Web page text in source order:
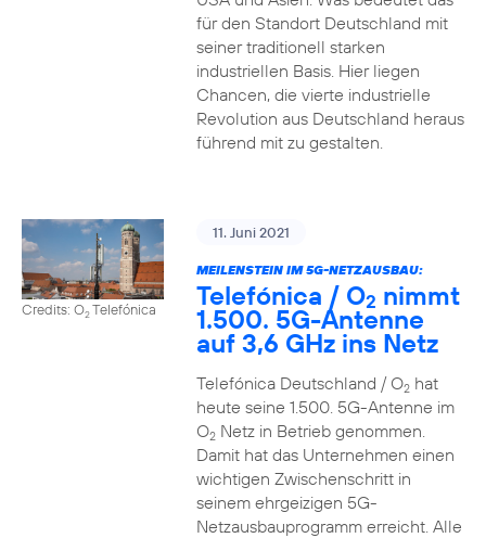
für den Standort Deutschland mit
seiner traditionell starken
industriellen Basis. Hier liegen
Chancen, die vierte industrielle
Revolution aus Deutschland heraus
führend mit zu gestalten.
Credits: O2Telefónica
11. Juni 2021
MEILENSTEIN IM 5G-NETZAUSBAU:
Telefónica / O2 nimmt
1.500. 5G-Antenne
auf 3,6 GHz ins Netz
Telefónica Deutschland / O2hat
heute seine 1.500. 5G-Antenne im
O2Netz in Betrieb genommen.
Damit hat das Unternehmen einen
wichtigen Zwischenschritt in
seinem ehrgeizigen 5G-
Netzausbauprogramm erreicht. Alle